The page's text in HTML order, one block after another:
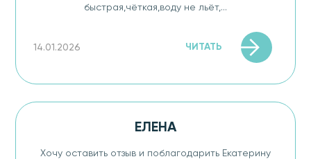
быстрая,чёткая,воду не льёт,...
14.01.2026 ЧИТАТЬ
ЕЛЕНА
Хочу оставить отзыв и поблагодарить Екатерину